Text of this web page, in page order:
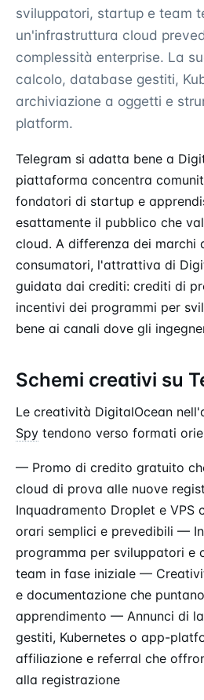
sviluppatori, startup e team
un'infrastruttura cloud
complessità enterprise. La
calcolo, database gestiti,
archiviazione a oggetti e
platform.
Telegram si adatta bene a
piattaforma concentra
fondatori di startup e
esattamente il pubblico che
cloud. A differenza dei marchi
consumatori, l'attrattiva di
guidata dai crediti: crediti di
incentivi dei programmi per
bene ai canali dove gli
Schemi creativi su
Le creatività DigitalOcean
Spy tendono verso formati
— Promo di credito gratuito
cloud di prova alle nuove
Inquadramento Droplet e VPS
orari semplici e prevedibili —
programma per sviluppatori e
team in fase iniziale —
e documentazione che
apprendimento — Annunci di
gestiti, Kubernetes o app-
affiliazione e referral che
alla registrazione